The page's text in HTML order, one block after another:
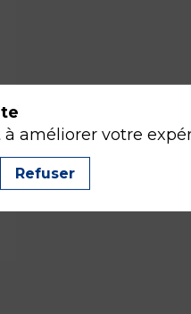
améliorer votre
Refuser